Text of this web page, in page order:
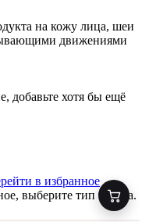
на кожу лица, шеи
движениями
добавьте хотя бы ещё
в избранное
выберите тип товара.